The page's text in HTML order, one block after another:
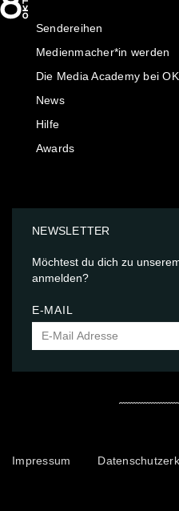
Sendereihen
Medienmacher*in werden
Die Media Academy bei
News
Hilfe
Awards
NEWSLETTER
Möchtest du dich zu
anmelden?
E-MAIL
Impressum